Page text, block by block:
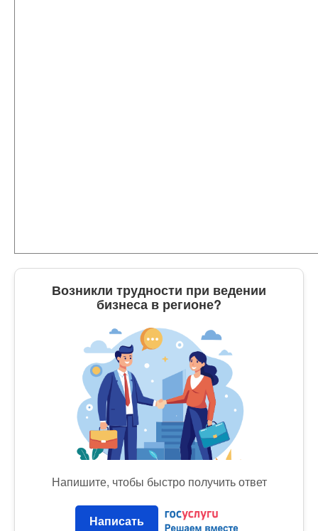
Возникли трудности при ведении
бизнеса в регионе?
Напишите, чтобы быстро получить ответ
Написать